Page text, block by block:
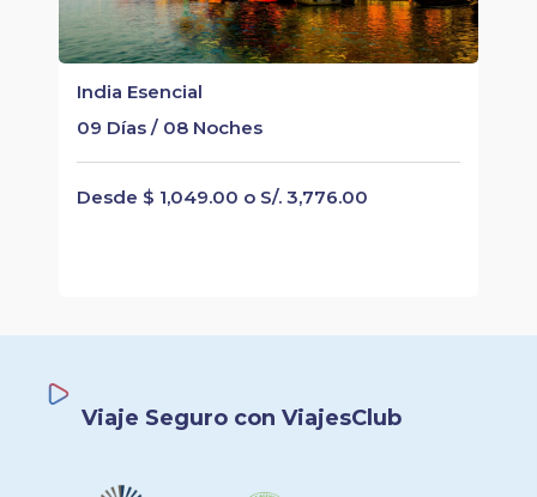
India Esencial
09 Días / 08 Noches
Desde $ 1,049.00 o S/. 3,776.00
Viaje Seguro con ViajesClub